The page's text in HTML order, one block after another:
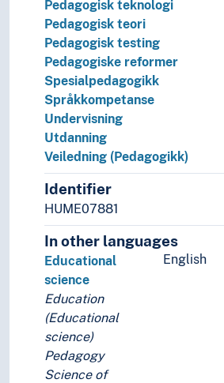
Pedagogisk teknologi
Pedagogisk teori
Pedagogisk testing
Pedagogiske reformer
Spesialpedagogikk
Språkkompetanse
Undervisning
Utdanning
Veiledning (Pedagogikk)
Identifier
HUME07881
In other languages
English
Educational
science
Education
(Educational
science)
Pedagogy
Science of